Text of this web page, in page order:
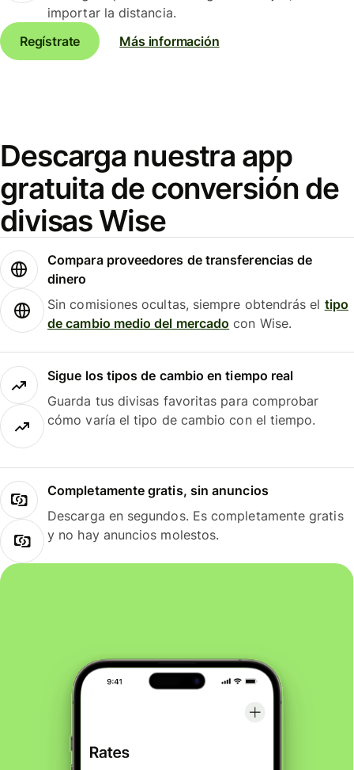
importar la distancia.
Regístrate
Más información
Descarga nuestra app
gratuita de conversión de
divisas Wise
Compara proveedores de transferencias de
dinero
Sin comisiones ocultas, siempre obtendrás el tipo
de cambio medio del mercado con Wise.
Sigue los tipos de cambio en tiempo real
Guarda tus divisas favoritas para comprobar
cómo varía el tipo de cambio con el tiempo.
Completamente gratis, sin anuncios
Descarga en segundos. Es completamente gratis
y no hay anuncios molestos.